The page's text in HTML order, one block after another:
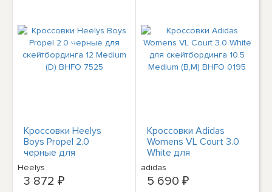
Кроссовки Heelys
Boys Propel 2.0
черные для
скейтбординга 12
Medium (D) BHFO 7525
Heelys
3 872 ₽
Кроссовки Adidas
Womens VL Court 3.0
White для
скейтбординга 10.5
Medium (B,M) BHFO
0195
adidas
5 690 ₽